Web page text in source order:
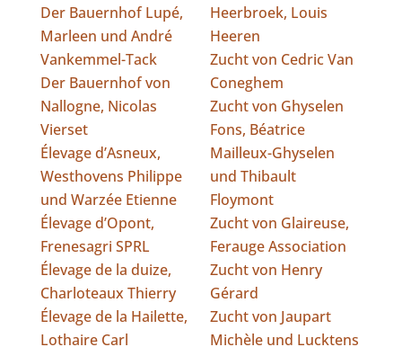
Der Bauernhof Lupé,
Marleen und André
Vankemmel-Tack
Der Bauernhof von
Nallogne, Nicolas
Vierset
Élevage d’Asneux,
Westhovens Philippe
und Warzée Etienne
Élevage d’Opont,
Frenesagri SPRL
Élevage de la duize,
Charloteaux Thierry
Élevage de la Hailette,
Lothaire Carl
Heerbroek, Louis
Heeren
Zucht von Cedric Van
Coneghem
Zucht von Ghyselen
Fons, Béatrice
Mailleux-Ghyselen
und Thibault
Floymont
Zucht von Glaireuse,
Ferauge Association
Zucht von Henry
Gérard
Zucht von Jaupart
Michèle und Lucktens